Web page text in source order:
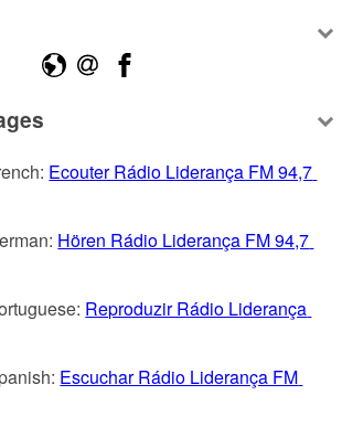
Ecouter Rádio Liderança FM 94,7
Hören Rádio Liderança FM 94,7
Reproduzir Rádio Liderança
Escuchar Rádio Liderança FM